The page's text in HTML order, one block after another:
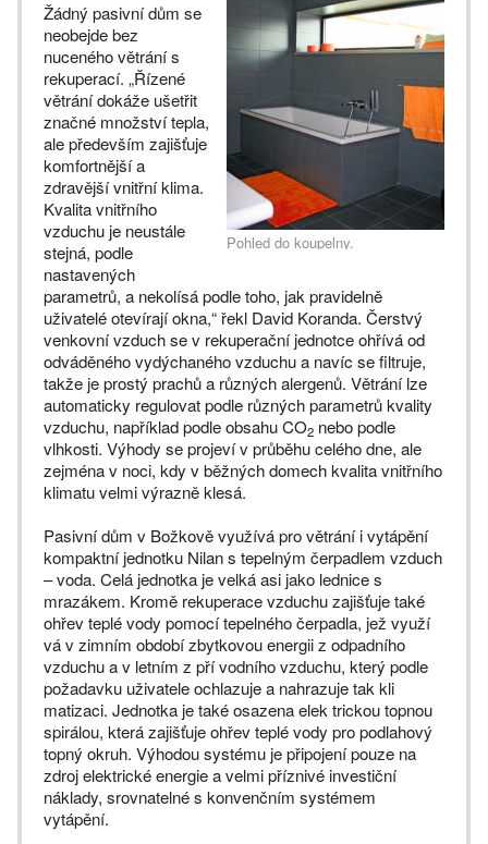
Pohled do koupelny.
Žádný pasivní dům se
neobejde bez
nuceného větrání s
rekuperací. „Řízené
větrání dokáže ušetřit
značné množství tepla,
ale především zajišťuje
komfortnější a
zdravější vnitřní klima.
Kvalita vnitřního
vzduchu je neustále
stejná, podle
nastavených
parametrů, a nekolísá podle toho, jak pravidelně
uživatelé otevírají okna,“ řekl David Koranda. Čerstvý
venkovní vzduch se v rekuperační jednotce ohřívá od
odváděného vydýchaného vzduchu a navíc se filtruje,
takže je prostý prachů a různých alergenů. Větrání lze
automaticky regulovat podle různých parametrů kvality
vzduchu, například podle obsahu CO2 nebo podle
vlhkosti. Výhody se projeví v průběhu celého dne, ale
zejména v noci, kdy v běžných domech kvalita vnitřního
klimatu velmi výrazně klesá.
Pasivní dům v Božkově využívá pro větrání i vytápění
kompaktní jednotku Nilan s tepelným čerpadlem vzduch
– voda. Celá jednotka je velká asi jako lednice s
mrazákem. Kromě rekuperace vzduchu zajišťuje také
ohřev teplé vody pomocí tepelného čerpadla, jež využí
vá v zimním období zbytkovou energii z odpadního
vzduchu a v letním z pří vodního vzduchu, který podle
požadavku uživatele ochlazuje a nahrazuje tak kli
matizaci. Jednotka je také osazena elek trickou topnou
spirálou, která zajišťuje ohřev teplé vody pro podlahový
topný okruh. Výhodou systému je připojení pouze na
zdroj elektrické energie a velmi příznivé investiční
náklady, srovnatelné s konvenčním systémem
vytápění.